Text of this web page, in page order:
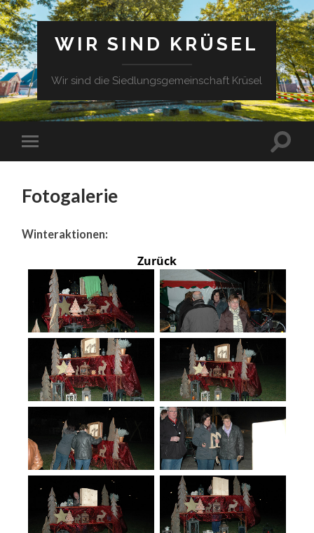
WIR SIND KRÜSEL
Wir sind die Siedlungsgemeinschaft Krüsel
Fotogalerie
Winteraktionen:
Zurück